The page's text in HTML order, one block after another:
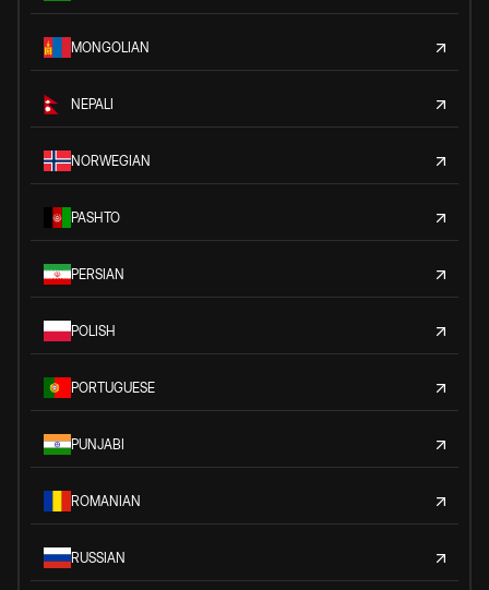
MONGOLIAN
NEPALI
NORWEGIAN
PASHTO
PERSIAN
POLISH
PORTUGUESE
PUNJABI
ROMANIAN
RUSSIAN